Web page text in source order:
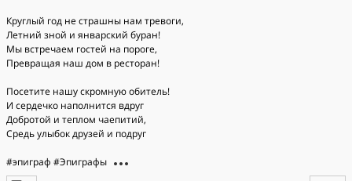
Круглый год не страшны нам тревоги,
Летний зной и январский буран!
Мы встречаем гостей на пороге,
Превращая наш дом в ресторан!
Посетите нашу скромную обитель!
И сердечко наполнится вдруг
Добротой и теплом чаепитий,
Средь улыбок друзей и подруг
#эпиграф #Эпиграфы